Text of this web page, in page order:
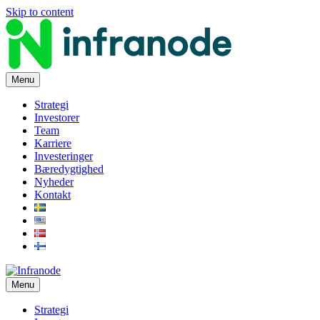
Skip to content
Menu
Strategi
Investorer
Team
Karriere
Investeringer
Bæredygtighed
Nyheder
Kontakt
Menu
Strategi